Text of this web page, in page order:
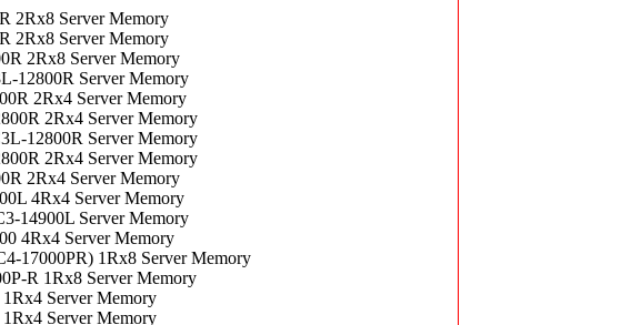
2Rx8 Server Memory
2Rx8 Server Memory
2Rx8 Server Memory
12800R Server Memory
2Rx4 Server Memory
2Rx4 Server Memory
12800R Server Memory
2Rx4 Server Memory
2Rx4 Server Memory
4Rx4 Server Memory
14900L Server Memory
4Rx4 Server Memory
17000PR) 1Rx8 Server Memory
R 1Rx8 Server Memory
Server Memory
Server Memory